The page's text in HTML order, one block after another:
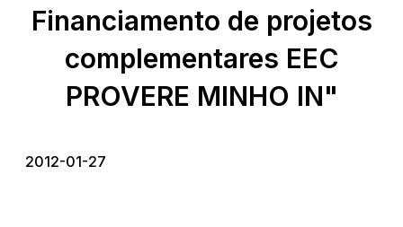
Financiamento de projetos
complementares EEC
PROVERE MINHO IN"
2012-01-27